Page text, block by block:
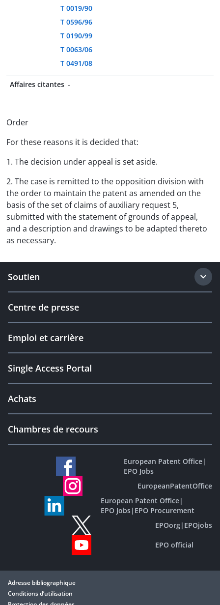
T 0019/90
T 0596/96
T 0190/99
T 0063/06
T 0491/08
Affaires citantes -
Order
For these reasons it is decided that:
1. The decision under appeal is set aside.
2. The case is remitted to the opposition division with
the order to maintain the patent as amended on the
basis of the set of claims of auxiliary request 5,
submitted with the statement of grounds of appeal,
and a description and drawings to be adapted thereto
as necessary.
Soutien
Centre de presse
Emploi et carrière
Single Access Portal
Achats
Chambres de recours
European Patent Office|
EPO Jobs
EuropeanPatentOffice
European Patent Office|
EPO Jobs| EPO Procurement
EPOorg| EPOjobs
EPO official
Adresse bibliographique
Conditions d’utilisation